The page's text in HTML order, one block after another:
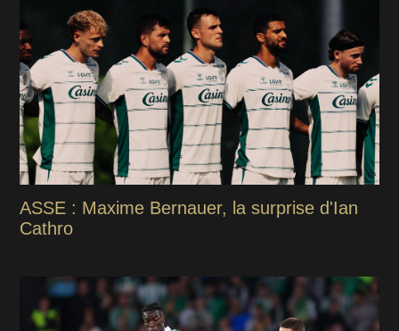
ASSE : Maxime Bernauer, la surprise d'Ian
Cathro